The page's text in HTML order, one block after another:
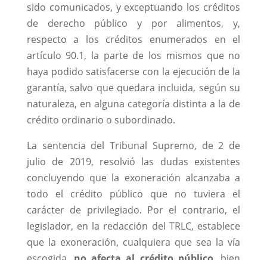
sido comunicados, y exceptuando los créditos
de derecho público y por alimentos, y,
respecto a los créditos enumerados en el
artículo 90.1, la parte de los mismos que no
haya podido satisfacerse con la ejecución de la
garantía, salvo que quedara incluida, según su
naturaleza, en alguna categoría distinta a la de
crédito ordinario o subordinado.
La sentencia del Tribunal Supremo, de 2 de
julio de 2019, resolvió las dudas existentes
concluyendo que la exoneración alcanzaba a
todo el crédito público que no tuviera el
carácter de privilegiado. Por el contrario, el
legislador, en la redacción del TRLC, establece
que la exoneración, cualquiera que sea la vía